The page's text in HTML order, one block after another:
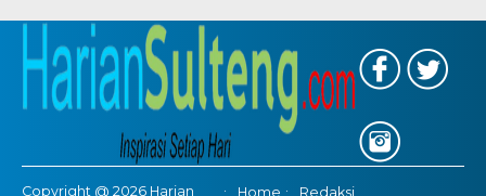
Copyright @ 2026 Harian Home Redaksi